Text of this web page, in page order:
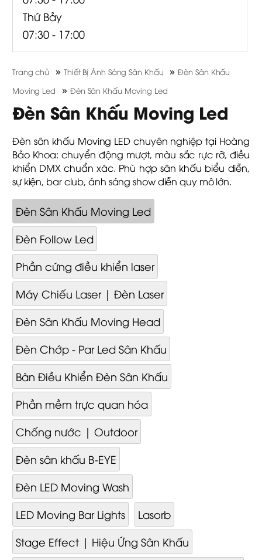
Thứ Bảy
07:30 - 17:00
Trang chủ »Thiết Bị Ánh Sáng Sân Khấu »Đèn Sân Khấu
Moving Led
» Đèn Sân Khấu Moving Led
Đèn Sân Khấu Moving Led
Đèn sân khấu Moving LED chuyên nghiệp tại Hoàng
Bảo Khoa: chuyển động mượt, màu sắc rực rỡ, điều
khiển DMX chuẩn xác. Phù hợp sân khấu biểu diễn,
sự kiện, bar club, ánh sáng show diễn quy mô lớn.
Đèn Sân Khấu Moving Led
Đèn Follow Led
Phần cứng điều khiển laser
Máy Chiếu Laser | Đèn Laser
Đèn Sân Khấu Moving Head
Đèn Chớp - Par Led Sân Khấu
Bàn Điều Khiển Đèn Sân Khấu
Phần mềm trực quan hóa
Chống nước | Outdoor
Đèn sân khấu B-EYE
Đèn LED Moving Wash
LED Moving Bar Lights
Lasorb
Stage Effect | Hiệu Ứng Sân Khấu